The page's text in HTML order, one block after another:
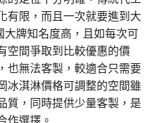
有限，而且一次就要進到大
牌知名度高，且如每次可
空間爭取到比較優惠的價
也無法客製，較適合只需要
冰淇淋價格可調整的空間雖
質，同時提供少量客製，是
作選擇。